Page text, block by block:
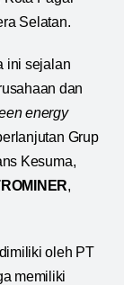
Selatan.
ini sejalan
dan
energy
Grup
Kesuma,
,
oleh PT
memiliki